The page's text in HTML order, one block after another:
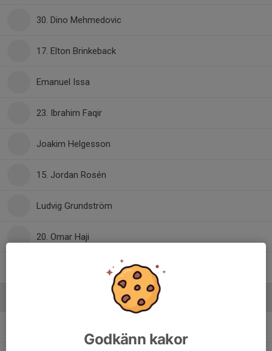
30. Dino Mehmedovic
17. Elton Brinkeback
Emanuel Issa
23. Ibrahim Faqir
Joakim Helgesson
15. Jordan Rosén
Ludvig Grundström
20. Omar Haji
Godkänn kakor